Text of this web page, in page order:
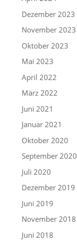
Dezember 2023
November 2023
Oktober 2023
Mai 2023
April 2022
März 2022
Juni 2021
Januar 2021
Oktober 2020
September 2020
Juli 2020
Dezember 2019
Juni 2019
November 2018
Juni 2018